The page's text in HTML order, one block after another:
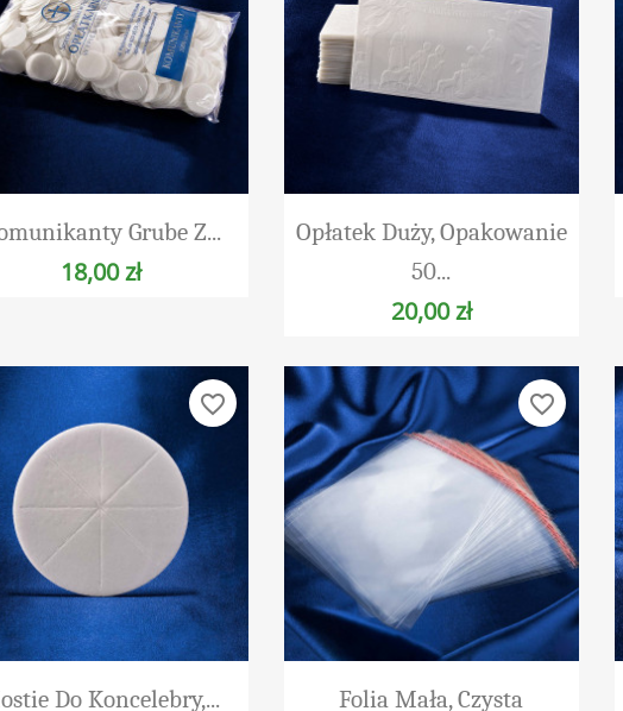
Szybki podgląd
Grube Z...
18,00 zł
 Szybki podgląd
Opłatek Duży, Opakowanie
50...
20,00 zł
 Szybki podgląd
Do Koncelebry,...
favorite_border
 Szybki podgląd
Folia Mała, Czysta
favorite_border